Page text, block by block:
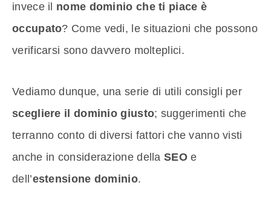
invece il nome dominio che ti piace è
occupato? Come vedi, le situazioni che possono
verificarsi sono davvero molteplici.
Vediamo dunque, una serie di utili consigli per
scegliere il dominio giusto; suggerimenti che
terranno conto di diversi fattori che vanno visti
anche in considerazione dellaSEOe
dell’estensione dominio.